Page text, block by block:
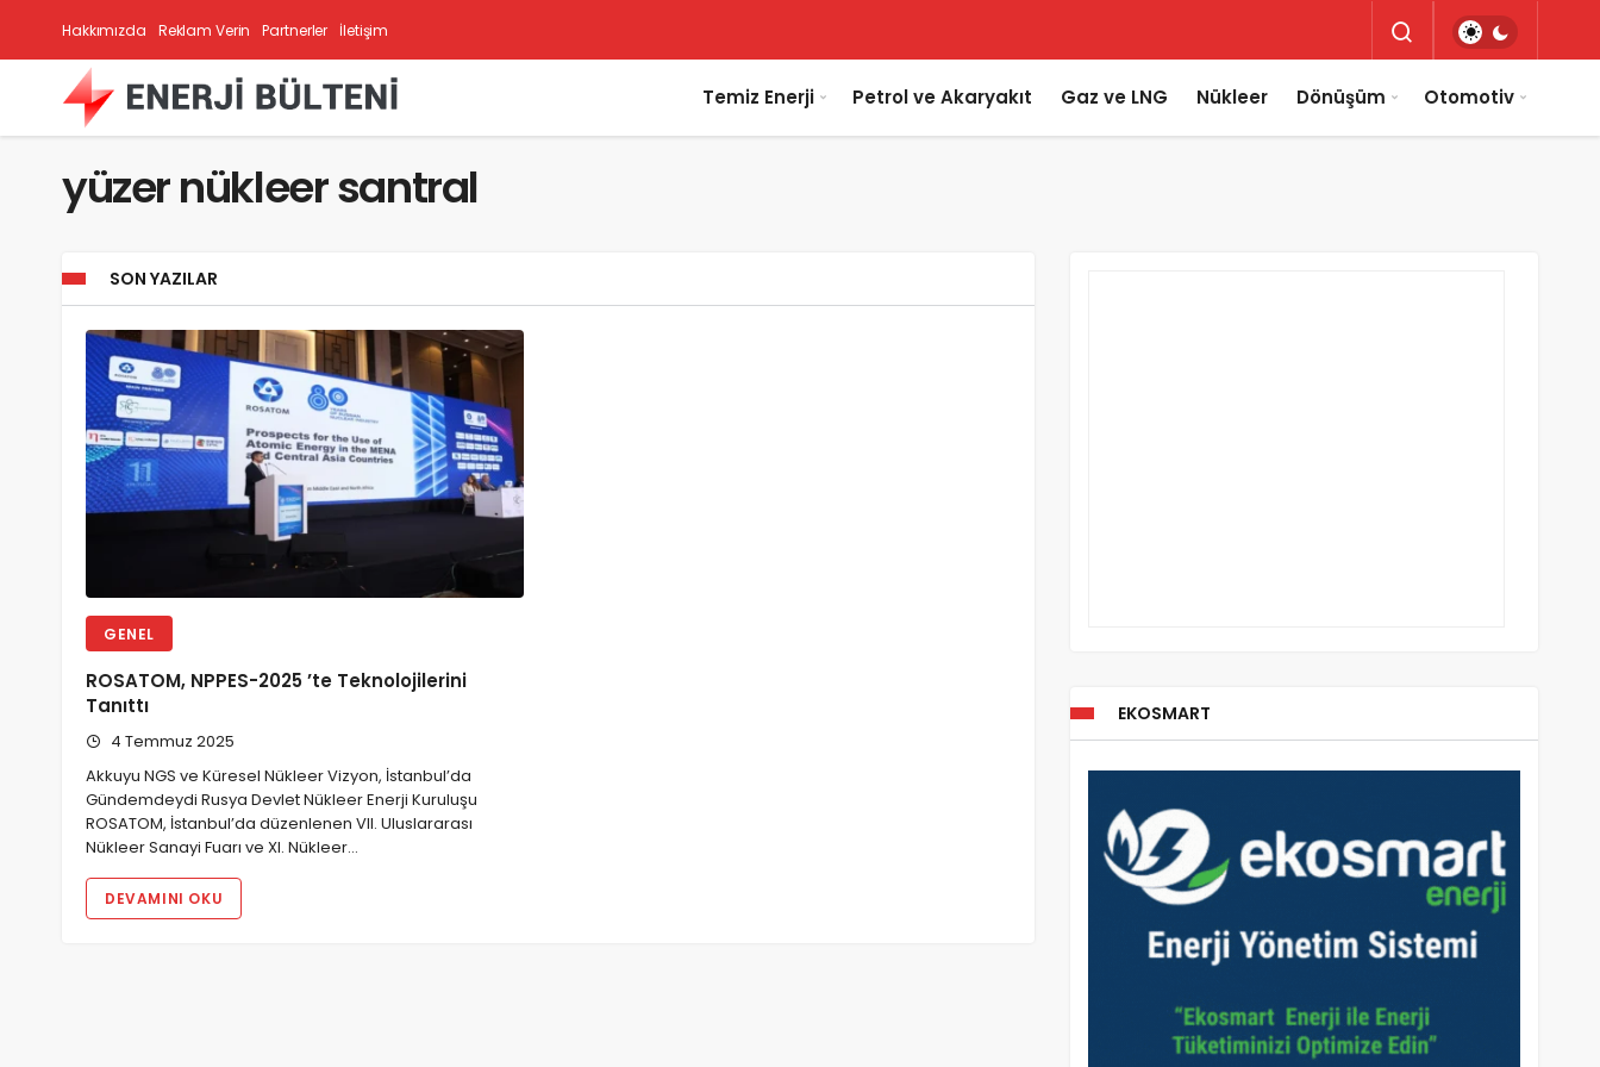
Hakkımızda Reklam Verin Partnerler İletişim
Temiz Enerji Petrol ve Akaryakıt Gaz ve LNG Nükleer Dönüşüm Otomotiv
yüzer nükleer santral
SON YAZILAR
GENEL
ROSATOM, NPPES-2025 ’te Teknolojilerini
Tanıttı
4 Temmuz 2025
Akkuyu NGS ve Küresel Nükleer Vizyon, İstanbul’da
Gündemdeydi Rusya Devlet Nükleer Enerji Kuruluşu
ROSATOM, İstanbul’da düzenlenen VII. Uluslararası
Nükleer Sanayi Fuarı ve XI. Nükleer…
DEVAMINI OKU
EKOSMART